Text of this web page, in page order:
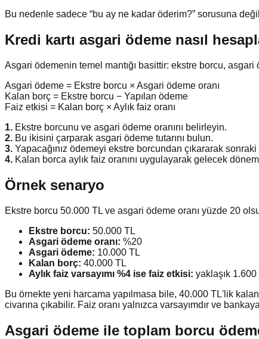
Bu nedenle sadece “bu ay ne kadar öderim?” sorusuna
Kredi kartı asgari ödeme nasıl
Asgari ödemenin temel mantığı basittir: ekstre borcu, asgari
Asgari ödeme = Ekstre borcu × Asgari ödeme oranı
Kalan borç = Ekstre borcu − Yapılan ödeme
Faiz etkisi = Kalan borç × Aylık faiz oranı
1. Ekstre borcunu ve asgari ödeme oranını belirleyin.
2. Bu ikisini çarparak asgari ödeme tutarını bulun.
3. Yapacağınız ödemeyi ekstre borcundan çıkararak
4. Kalan borca aylık faiz oranını uygulayarak gelecek
Örnek senaryo
Ekstre borcu 50.000 TL ve asgari ödeme oranı yüzde 20
Ekstre borcu: 50.000 TL
Asgari ödeme oranı: %20
Asgari ödeme: 10.000 TL
Kalan borç: 40.000 TL
Aylık faiz varsayımı %4 ise faiz etkisi: yaklaşık 1.600
Bu örnekte yeni harcama yapılmasa bile, 40.000 TL'lik
civarına çıkabilir. Faiz oranı yalnızca varsayımdır ve
Asgari ödeme ile toplam borcu